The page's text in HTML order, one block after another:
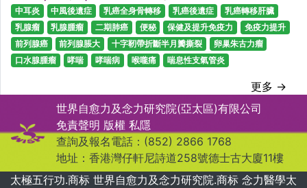
中耳炎 中風後遺症 乳癌全身骨轉移 乳癌後遺症
乳癌轉移肝臟
乳腺瘤
乳腺腫瘤 二期肺癌 便秘 保健及提升免疫力
免疫力提升
前列腺癌
前列腺脹大 十字靭帶折斷半月瓣撕裂
卵巢朱古力瘤
口水腺腫瘤
哮喘 哮喘病 喉嚨痛 喘息性支氣管炎
更多 →
世界自愈力及念力研究院(亞太區)有限公司
免責聲明 版權 私隱
查詢及報名電話：(852) 2866 1768
地址：香港灣仔軒尼詩道258號德士古大廈11樓
太極五行功.商标 世界自愈力及念力研究院.商标 念力醫學太